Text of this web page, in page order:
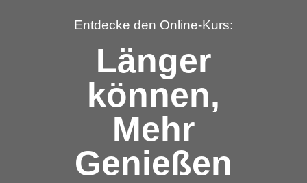
Entdecke den Online-Kurs:
Länger
können,
Mehr
Genießen